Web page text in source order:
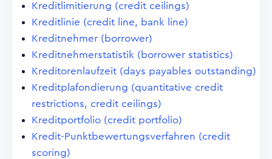
Kreditlimitierung (credit ceilings)
Kreditlinie (credit line, bank line)
Kreditnehmer (borrower)
Kreditnehmerstatistik (borrower statistics)
Kreditorenlaufzeit (days payables outstanding)
Kreditplafondierung (quantitative credit
restrictions, credit ceilings)
Kreditportfolio (credit portfolio)
Kredit-Punktbewertungsverfahren (credit
scoring)